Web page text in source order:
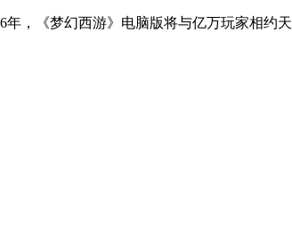
，《梦幻西游》电脑版将与亿万玩家相约